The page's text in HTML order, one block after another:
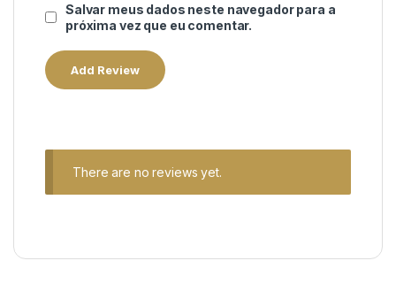
Salvar meus dados neste navegador para a
próxima vez que eu comentar.
There are no reviews yet.